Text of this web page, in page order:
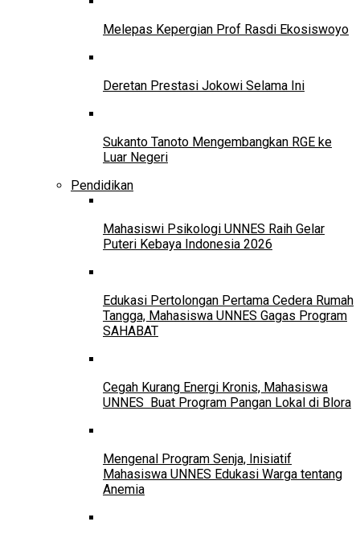
Melepas Kepergian Prof Rasdi Ekosiswoyo
Deretan Prestasi Jokowi Selama Ini
Sukanto Tanoto Mengembangkan RGE ke
Luar Negeri
Pendidikan
Mahasiswi Psikologi UNNES Raih Gelar
Puteri Kebaya Indonesia 2026
Edukasi Pertolongan Pertama Cedera Rumah
Tangga, Mahasiswa UNNES Gagas Program
SAHABAT
Cegah Kurang Energi Kronis, Mahasiswa
UNNES Buat Program Pangan Lokal di Blora
Mengenal Program Senja, Inisiatif
Mahasiswa UNNES Edukasi Warga tentang
Anemia